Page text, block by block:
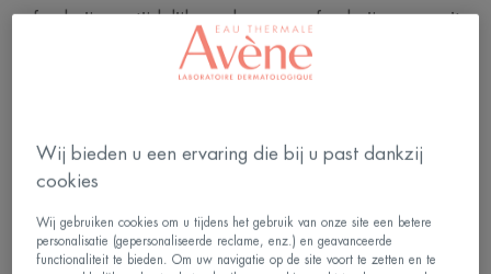
ofwel zijn ze tijdelijk verdwenen, ofwel zijn ze nooit
helemaal weggeweest. In zeldzamere gevallen
krijgen sommige vrouwen puistjes als ze volwassen
Hormonale schommelingen, erfelijkheid, maar ook
stress, voeding, roken, vervuiling of ongeschikte
cosmetica... Dat bepaalde factoren
verantwoordelijk kunnen zijn voor acne bij
Wij bieden u een ervaring die bij u past dankzij
cookies
Wij gebruiken cookies om u tijdens het gebruik van onze site een betere
personalisatie (gepersonaliseerde reclame, enz.) en geavanceerde
functionaliteit te bieden. Om uw navigatie op de site voort te zetten en te